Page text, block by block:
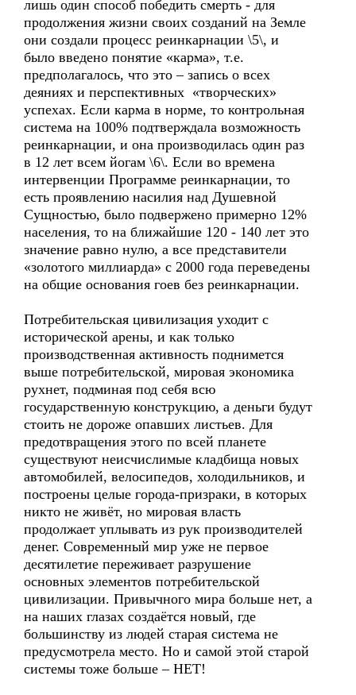
лишь один способ победить смерть - для
продолжения жизни своих созданий на Земле
они создали процесс реинкарнации \5\, и
было введено понятие «карма», т.е.
предполагалось, что это – запись о всех
деяниях и перспективных «творческих»
успехах. Если карма в норме, то контрольная
система на 100% подтверждала возможность
реинкарнации, и она производилась один раз
в 12 лет всем йогам \6\. Если во времена
интервенции Программе реинкарнации, то
есть проявлению насилия над Душевной
Сущностью, было подвержено примерно 12%
населения, то на ближайшие 120 - 140 лет это
значение равно нулю, а все представители
«золотого миллиарда» с 2000 года переведены
на общие основания гоев без реинкарнации.
Потребительская цивилизация уходит с
исторической арены, и как только
производственная активность поднимется
выше потребительской, мировая экономика
рухнет, подминая под себя всю
государственную конструкцию, а деньги будут
стоить не дороже опавших листьев. Для
предотвращения этого по всей планете
существуют неисчислимые кладбища новых
автомобилей, велосипедов, холодильников, и
построены целые города-призраки, в которых
никто не живёт, но мировая власть
продолжает уплывать из рук производителей
денег. Современный мир уже не первое
десятилетие переживает разрушение
основных элементов потребительской
цивилизации. Привычного мира больше нет, а
на наших глазах создаётся новый, где
большинству из людей старая система не
предусмотрела место. Но и самой этой старой
системы тоже больше – НЕТ!